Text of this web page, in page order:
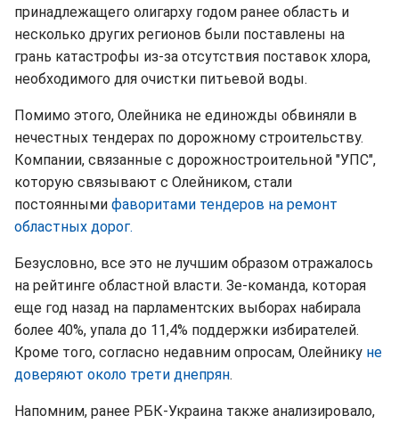
принадлежащего олигарху годом ранее область и
несколько других регионов были поставлены на
грань катастрофы из-за отсутствия поставок хлора,
необходимого для очистки питьевой воды.
Помимо этого, Олейника не единожды обвиняли в
нечестных тендерах по дорожному строительству.
Компании, связанные с дорожностроительной "УПС",
которую связывают с Олейником, стали
постоянными фаворитами тендеров на ремонт
областных дорог.
Безусловно, все это не лучшим образом отражалось
на рейтинге областной власти. Зе-команда, которая
еще год назад на парламентских выборах набирала
более 40%, упала до 11,4% поддержки избирателей.
Кроме того, согласно недавним опросам, Олейнику не
доверяют около трети днепрян.
Напомним, ранее РБК-Украина также анализировало,